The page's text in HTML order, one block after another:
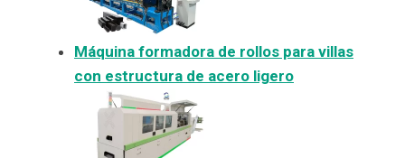
Máquina formadora de rollos para villas
con estructura de acero ligero